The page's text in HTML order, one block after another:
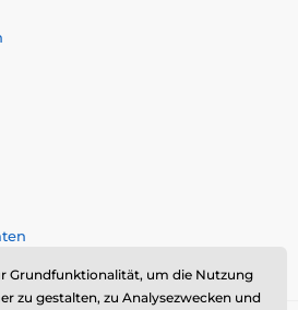
Grundfunktionalität, um die Nutzung
zu gestalten, zu Analysezwecken und